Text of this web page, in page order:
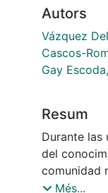
Autors
Vázquez
Cascos-
Gay
Resum
Durante las
del
comunidad
numerosos
Més...